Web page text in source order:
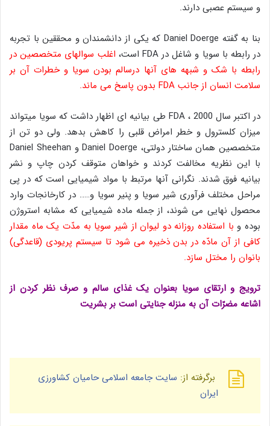
و سیستم عصبی دارند.
بنا به گفته Daniel Doerge که یکی از دانشمندان و محققین با تجربه
در رابطه با سویا و شاغل در FDA است،
اغلب سوالهای متخصصین در
رابطه با شک و شبهه های آنها درسالم بودن سویا و خطرات آن بر
سلامت انسان از جانب FDA بدون پاسخ می ماند.
در اکتبر سال 2000 ، FDA طی بیانیه ای اظهار داشت که سویا میتواند
میزان کلسترول و خطر امراض قلبی را کاهش بدهد. ولی دو تن از
متخصصین همان ساختار دولتی، Daniel Doerge و Daniel Sheehan
با این نظریه مخالفت کردند و خواهان متوقف کردن چاپ و نشر
بیانیه فوق شدند. نگرانی آنها مرتبط با مواد شیمیایی است که در پی
مراحل مختلف فرآوری شیر سویا و پنیر سویا و….. در کارخانجات وارد
محصول نهایی می شوند، از جمله ماده شیمیایی که مشابه استروژن
بوده و با استفاده روزانه دو لیوان از شیر سویا به مدّت یک ماه مقدار
کافی از آن مادّه در بدن ذخیره می شود تا سیستم پریودی (قاعدگی)
بانوان را مختل سازد.
ترویج و ارتقای سویا بعنوان یک غذای سالم و صرف نظر کردن از
اشاعه مضرّات آن به منزله جنایتی است بر بشریت
برگرفته از: سایت جامعه اسلامی حامیان کشاورزی
ایران